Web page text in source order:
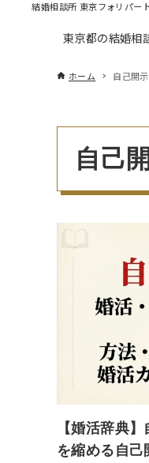
結婚相談所 東京フォリパー
東京都の結婚相
ホーム 自己開示
自己
【婚活辞典
を縮める自